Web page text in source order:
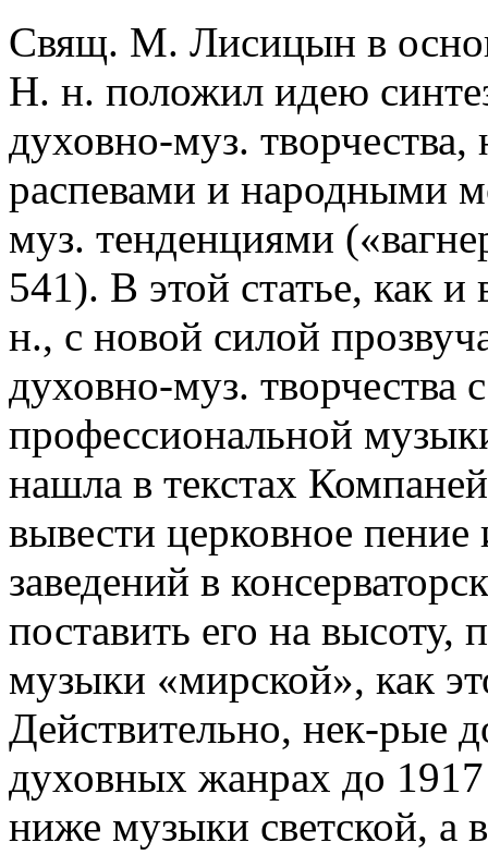
Свящ. М. Лисицын в
Н. н. положил идею
духовно-муз.
распевами и народными
муз. тенденциями
541). В этой статье, как
н., с новой силой
духовно-муз. творчества
профессиональной
нашла в текстах
вывести церковное
заведений в
поставить его на
музыки «мирской», как
Действительно, нек-рые
духовных жанрах до 1917
ниже музыки светской, а